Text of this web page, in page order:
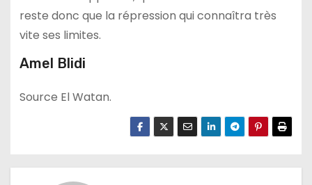
reste donc que la répression qui connaîtra très
vite ses limites.
Amel Blidi
Source El Watan.